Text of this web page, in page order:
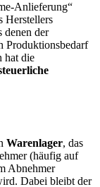
Anlieferung“
Herstellers
denen der
Produktionsbedarf
hat die
Warenlager, das
(häufig auf
Abnehmer
Dabei bleibt der